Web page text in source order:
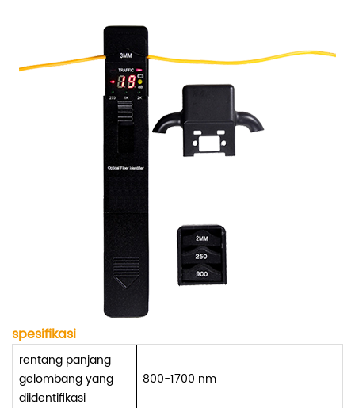
spesifikasi
rentang panjang
gelombang yang
diidentifikasi
800-1700 nm